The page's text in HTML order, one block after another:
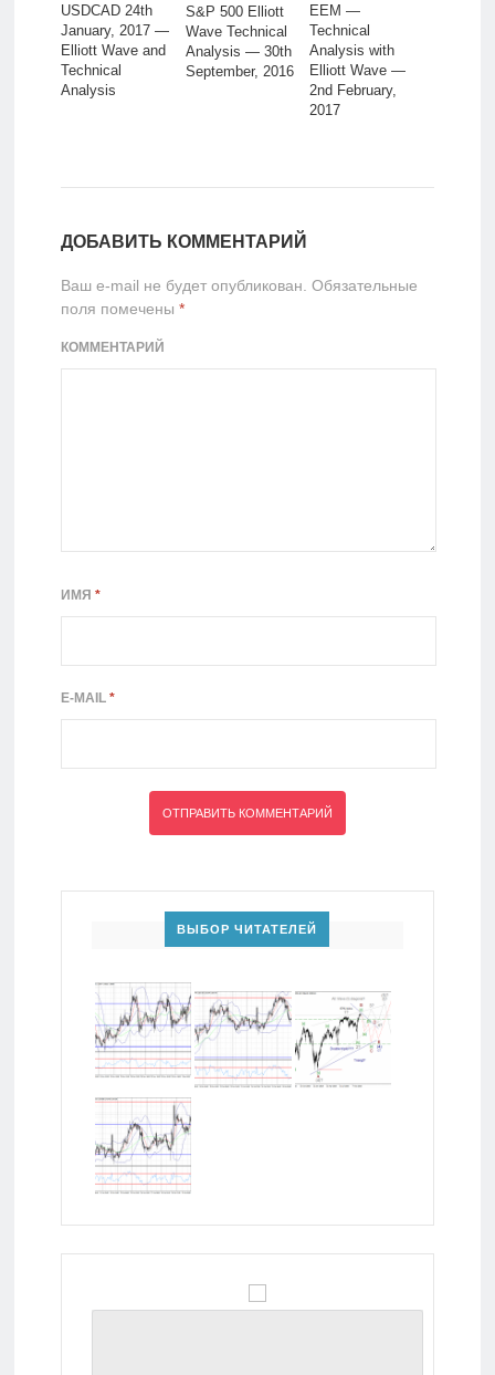
USDCAD 24th
January, 2017 —
Elliott Wave and
Technical
Analysis
S&P 500 Elliott
Wave Technical
Analysis — 30th
September, 2016
EEM —
Technical
Analysis with
Elliott Wave —
2nd February,
2017
ДОБАВИТЬ КОММЕНТАРИЙ
Ваш e-mail не будет опубликован. Обязательные
поля помечены *
КОММЕНТАРИЙ
ИМЯ *
E-MAIL *
ВЫБОР ЧИТАТЕЛЕЙ